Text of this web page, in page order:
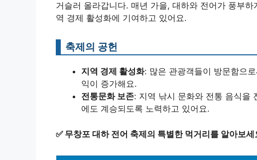
거슬러 올라갑니다. 매년 가을, 대하와 전어가 풍부
역 경제 활성화에 기여하고 있어요.
축제의 공헌
지역 경제 활성화: 많은 관광객들이 방문함으
익이 증가해요.
전통문화 보존: 지역 낚시 문화와 전통 음식을
에도 계승되도록 노력하고 있어요.
✅ 무창포 대하 전어 축제의 특별한 먹거리를 알아보세